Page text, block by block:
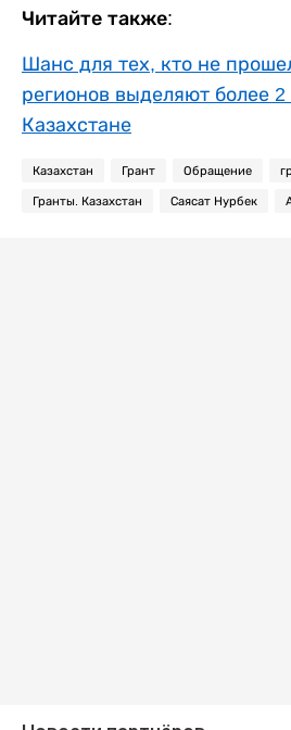
Читайте также:
Шанс для тех, кто не
регионов выделяют более 2
Казахстане
Казахстан Грант Обращение
Гранты. Казахстан Саясат Нурбек